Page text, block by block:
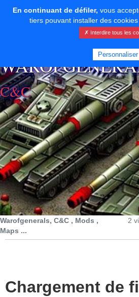
⚡ SOUTENIR LE
C&C
Warofgenerals, C&C , Mods ,
Maps ...
2
Chargement de
En continuant de défiler, vous
tiers pouvant installer des cookies
✗ Interdire tous les
Personnaliser